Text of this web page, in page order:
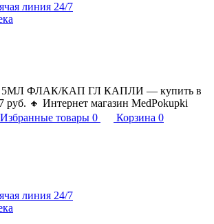
линия 24/7
ФЛАК/КАП ГЛ КАПЛИ — купить в
руб. 🔸 Интернет магазин MedPokupki
Избранные товары 0 Корзина 0
линия 24/7